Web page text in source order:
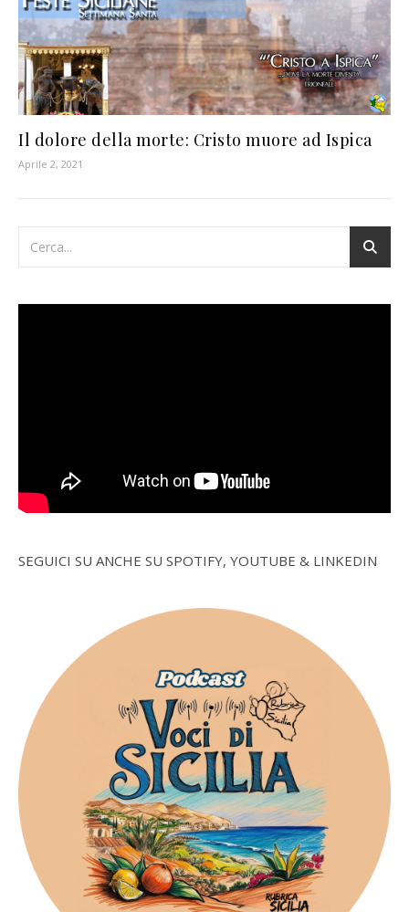
Il dolore della morte: Cristo muore ad Ispica
Aprile 2, 2021
SEGUICI SU ANCHE SU SPOTIFY, YOUTUBE & LINKEDIN